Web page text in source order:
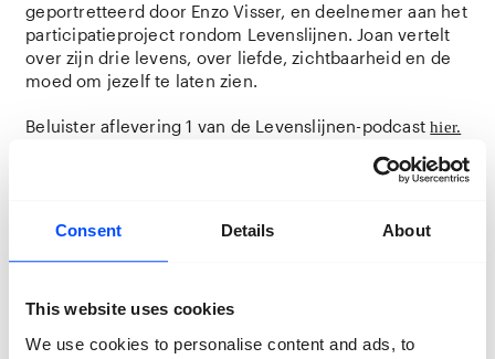
Consent Details About
This website uses cookies
We use cookies to personalise content and ads, to
geportretteerd door Enzo Visser, en deelnemer aan het
participatieproject rondom Levenslijnen. Joan vertelt
over zijn drie levens, over liefde, zichtbaarheid en de
moed om jezelf te laten zien.
Beluister aflevering 1 van de Levenslijnen-podcasthier.
‘Levenslijnen’ is van t/m 30 november te bezoeken in